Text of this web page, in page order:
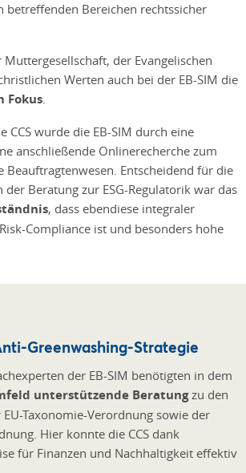
betreffenden Bereichen rechtssicher
der Evangelischen
Werten auch bei der EB-SIM die
Fokus.
CCS wurde die EB-SIM durch eine
anschließende Onlinerecherche zum
Beauftragtenwesen. Entscheidend für die
Beratung zur ESG-Regulatorik war das
, dass ebendiese integraler
Compliance ist und besonders hohe
Greenwashing-Strategie
der EB-SIM benötigten in dem
unterstützende Beratungzu den
Taxonomie-Verordnung sowie der
Hier konnte die CCS dank
für Finanzen und Nachhaltigkeit effektiv